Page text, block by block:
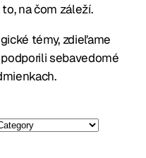
na čom záleží.
témy, zdieľame
sebavedomé